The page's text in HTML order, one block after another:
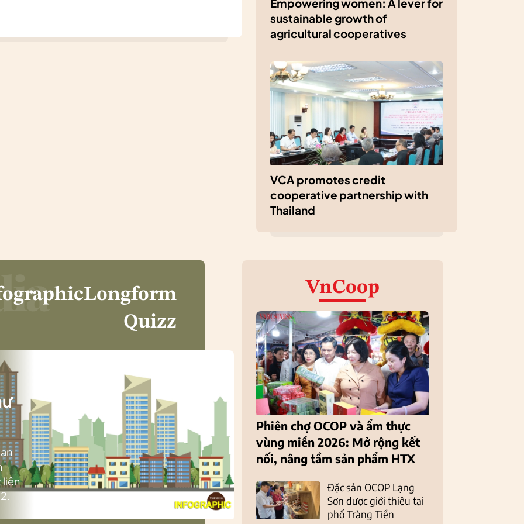
Empowering women: A lever for
sustainable growth of
agricultural cooperatives
VCA promotes credit
cooperative partnership with
Thailand
Longform
Quizz
liên
VnCoop
Phiên chợ OCOP và ẩm thực
vùng miền 2026: Mở rộng kết
nối, nâng tầm sản phẩm HTX
Đặc sản OCOP Lạng
Sơn được giới thiệu tại
phố Tràng Tiền